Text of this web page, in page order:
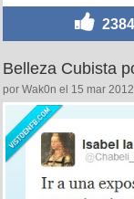
2384
Belleza Cubista
por Wak0n el 15 mar